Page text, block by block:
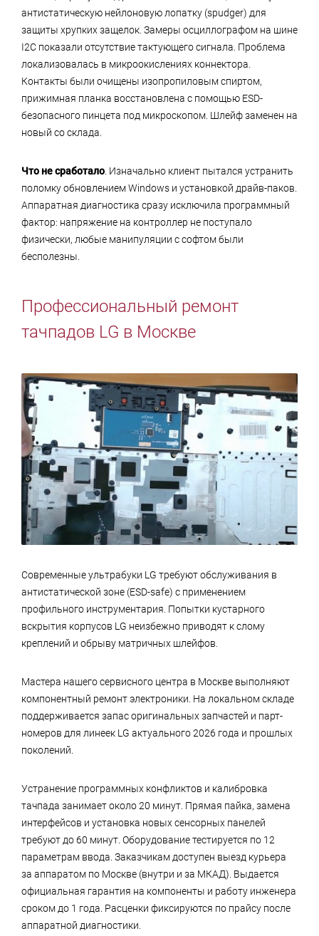
антистатическую нейлоновую лопатку (spudger) для
защиты хрупких защелок. Замеры осциллографом на шине
I2C показали отсутствие тактующего сигнала. Проблема
локализовалась в микроокислениях коннектора.
Контакты были очищены изопропиловым спиртом,
прижимная планка восстановлена с помощью ESD-
безопасного пинцета под микроскопом. Шлейф заменен на
новый со склада.
Что не сработало . Изначально клиент пытался устранить
поломку обновлением Windows и установкой драйв-паков.
Аппаратная диагностика сразу исключила программный
фактор: напряжение на контроллер не поступало
физически, любые манипуляции с софтом были
бесполезны.
Профессиональный ремонт
тачпадов LG в Москве
Современные ультрабуки LG требуют обслуживания в
антистатической зоне (ESD-safe) с применением
профильного инструментария. Попытки кустарного
вскрытия корпусов LG неизбежно приводят к слому
креплений и обрыву матричных шлейфов.
Мастера нашего сервисного центра в Москве выполняют
компонентный ремонт электроники. На локальном складе
поддерживается запас оригинальных запчастей и парт-
номеров для линеек LG актуального 2026 года и прошлых
поколений.
Устранение программных конфликтов и калибровка
тачпада занимает около 20 минут. Прямая пайка, замена
интерфейсов и установка новых сенсорных панелей
требуют до 60 минут. Оборудование тестируется по 12
параметрам ввода. Заказчикам доступен выезд курьера
за аппаратом по Москве (внутри и за МКАД). Выдается
официальная гарантия на компоненты и работу инженера
сроком до 1 года. Расценки фиксируются по прайсу после
аппаратной диагностики.